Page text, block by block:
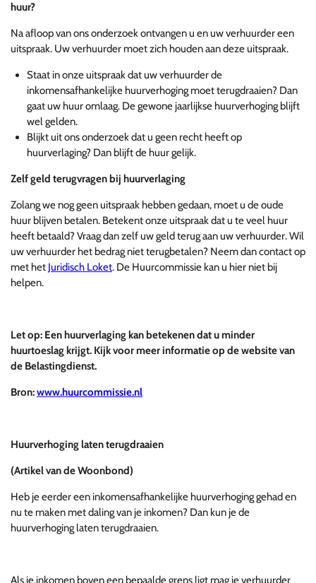
huur?
Na afloop van ons onderzoek ontvangen u en uw verhuurder een
uitspraak. Uw verhuurder moet zich houden aan deze uitspraak.
Staat in onze uitspraak dat uw verhuurder de
inkomensafhankelijke huurverhoging moet terugdraaien? Dan
gaat uw huur omlaag. De gewone jaarlijkse huurverhoging blijft
wel gelden.
Blijkt uit ons onderzoek dat u geen recht heeft op
huurverlaging? Dan blijft de huur gelijk.
Zelf geld terugvragen bij huurverlaging
Zolang we nog geen uitspraak hebben gedaan, moet u de oude
huur blijven betalen. Betekent onze uitspraak dat u te veel huur
heeft betaald? Vraag dan zelf uw geld terug aan uw verhuurder. Wil
uw verhuurder het bedrag niet terugbetalen? Neem dan contact op
met het Juridisch Loket. De Huurcommissie kan u hier niet bij
helpen.
Let op: Een huurverlaging kan betekenen dat u minder
huurtoeslag krijgt. Kijk voor meer informatie op de website van
de Belastingdienst.
Bron:www.huurcommissie.nl
Huurverhoging laten terugdraaien
(Artikel van de Woonbond)
Heb je eerder een inkomensafhankelijke huurverhoging gehad en
nu te maken met daling van je inkomen? Dan kun je de
huurverhoging laten terugdraaien.
Als je inkomen boven een bepaalde grens ligt mag je verhuurder